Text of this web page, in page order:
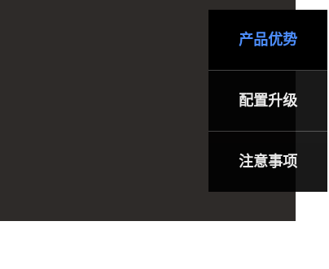
产品优势
配置升级
注意事项